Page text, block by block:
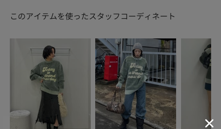
このアイテムを使ったスタッフコーディネート